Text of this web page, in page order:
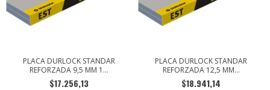
PLACA DURLOCK STANDAR
REFORZADA 9,5 MM 1...
$17.256,13
PLACA DURLOCK STANDAR
REFORZADA 12,5 MM...
$18.941,14